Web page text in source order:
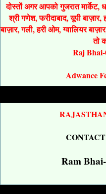
दोस्तों अगर आपको गुजरात मार्केट,
श्री गणेश, फरीदाबाद, यूपी बाज़ार,
बाज़ार, गली, हरी ओम, ग्वालियर
तो
Raj Bhai-
Adwance
Ram